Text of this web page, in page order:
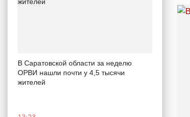
В Саратовской области за неделю
ОРВИ нашли почти у 4,5 тысячи
жителей